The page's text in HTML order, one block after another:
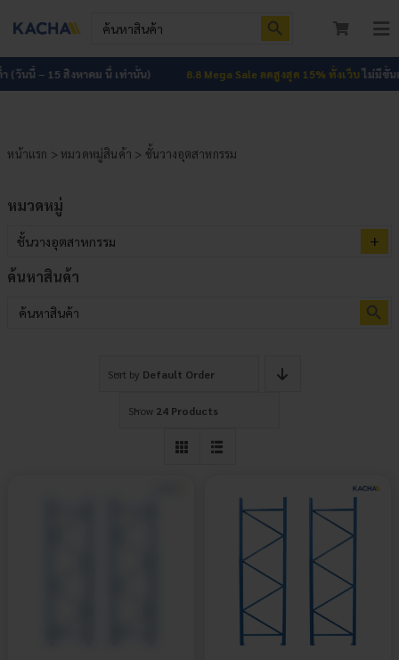
Search
for:
หน้าแรก
โปรโมชัน HOT
ผลงาน
บทความ
นนี้ – 15 สิงหาคม นี้ เท่านั้น) 8.8 Mega Sale ลดสูงสุด 15% ทั้งเว็บไม่มีขั้นต่ำ
หน้าแรก >หมวดหมู่สินค้า > ชั้นวางอุตสาหกรรม
หมวดหมู่
ชั้นวางอุตสาหกรรม
ค้นหาสินค้า
Search
for:
Sort by Default Order
Show 24 Products